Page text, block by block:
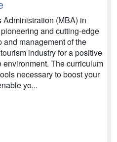
Administration (MBA) in
and cutting-edge
management of the
industry for a positive
The curriculum
necessary to boost your
yo...